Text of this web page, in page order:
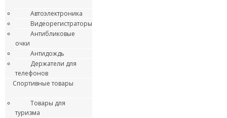
Автоэлектроника
Видеорегистраторы
Антибликовые
очки
Антидождь
Держатели для
телефонов
Спортивные товары
Товары для
туризма